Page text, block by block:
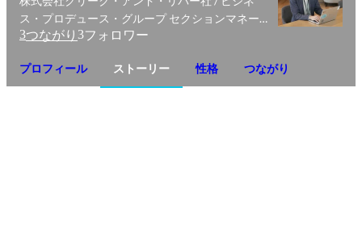
ス・プロデュース・グループ セクションマネー
ジャー
3つながり 3フォロワー
プロフィール ストーリー 性格 つながり